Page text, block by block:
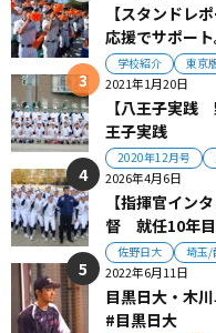
【スタンドレ
応援でサポー
学校紹介 東京
2021年1月20日
【八王子実
王子実践
2020年12月号
2026年4月6日
【指揮官イン
督 就任10年目
佐野日大 埼玉/
2022年6月11日
目黒日大・木
#目黒日大